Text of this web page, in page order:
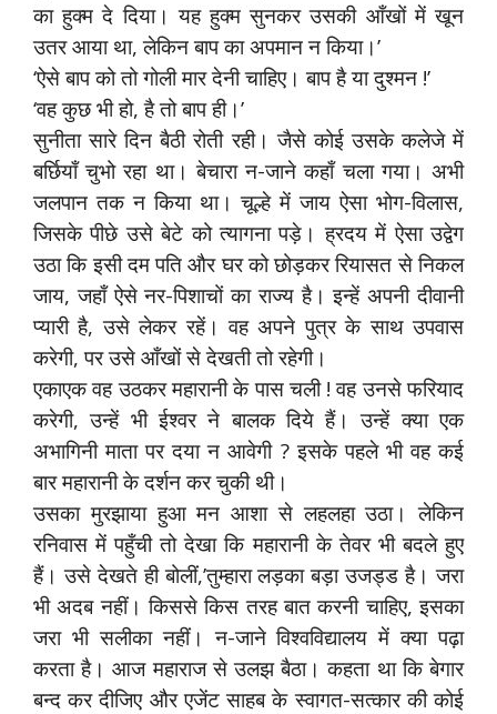
का हुक्म दे दिया। यह हुक्म सुनकर उसकी आँखों में खून
उतर आया था, लेकिन बाप का अपमान न किया।’
‘ऐसे बाप को तो गोली मार देनी चाहिए। बाप है या दुश्मन !’
‘वह कुछ भी हो, है तो बाप ही।’
सुनीता सारे दिन बैठी रोती रही। जैसे कोई उसके कलेजे में
बर्छियाँ चुभो रहा था। बेचारा न-जाने कहाँ चला गया। अभी
जलपान तक न किया था। चूल्हे में जाय ऐसा भोग-विलास,
जिसके पीछे उसे बेटे को त्यागना पड़े। ह्रदय में ऐसा उद्वेग
उठा कि इसी दम पति और घर को छोड़कर रियासत से निकल
जाय, जहाँ ऐसे नर-पिशाचों का राज्य है। इन्हें अपनी दीवानी
प्यारी है, उसे लेकर रहें। वह अपने पुत्र के साथ उपवास
करेगी, पर उसे आँखों से देखती तो रहेगी।
एकाएक वह उठकर महारानी के पास चली ! वह उनसे फरियाद
करेगी, उन्हें भी ईश्वर ने बालक दिये हैं। उन्हें क्या एक
अभागिनी माता पर दया न आवेगी ? इसके पहले भी वह कई
बार महारानी के दर्शन कर चुकी थी।
उसका मुरझाया हुआ मन आशा से लहलहा उठा। लेकिन
रनिवास में पहुँची तो देखा कि महारानी के तेवर भी बदले हुए
हैं। उसे देखते ही बोलीं,’तुम्हारा लड़का बड़ा उजड्ड है। जरा
भी अदब नहीं। किससे किस तरह बात करनी चाहिए, इसका
जरा भी सलीका नहीं। न-जाने विश्वविद्यालय में क्या पढ़ा
करता है। आज महाराज से उलझ बैठा। कहता था कि बेगार
बन्द कर दीजिए और एजेंट साहब के स्वागत-सत्कार की कोई